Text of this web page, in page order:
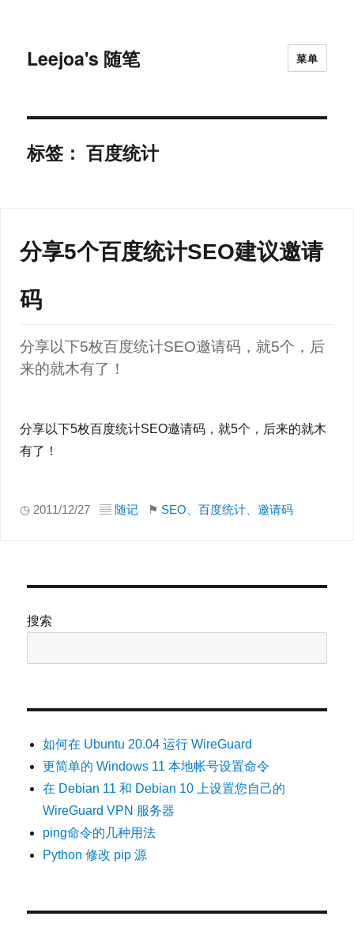
Leejoa's 随笔 菜单
标签：百度统计
分享5个百度统计SEO建议邀请
码
分享以下5枚百度统计SEO邀请码，就5个，后
来的就木有了！
分享以下5枚百度统计SEO邀请码，就5个，后来的就木
有了！
◷ 2011/12/27 ▤ 随记 ⚑ SEO、 百度统计、 邀请码
搜索
如何在 Ubuntu 20.04 运行 WireGuard
更简单的 Windows 11 本地帐号设置命令
在 Debian 11 和 Debian 10 上设置您自己的
WireGuard VPN 服务器
ping命令的几种用法
Python 修改 pip 源